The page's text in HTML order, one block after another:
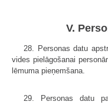
V.
28. Personas datu
vides pielāgošanai
lēmuma pieņemšana.
29. Personas datu